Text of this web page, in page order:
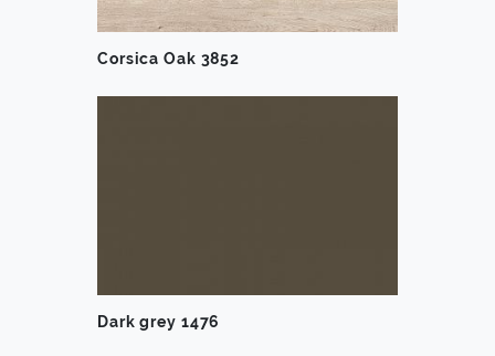
Corsica Oak 3852
Dark grey 1476